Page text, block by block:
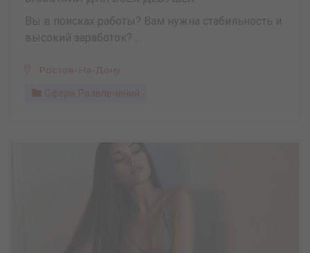
Вы в поисках работы? Вам нужна стабильность и
высокий заработок? ...
Ростов-На-Дону
Сфера Развлечений